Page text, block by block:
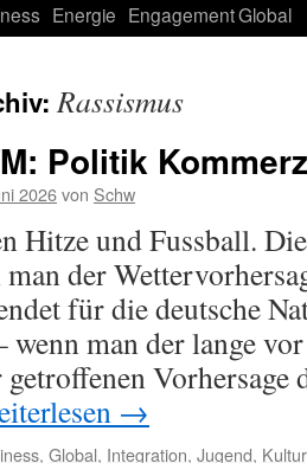
Energie EngagementGlobal
Rassismus
Politik Kommerz
2026von Schw
Hitze und Fussball.
der
für die deutsche
man der lange
getroffenen
→
, Global, Integration, Jugend, Kultur